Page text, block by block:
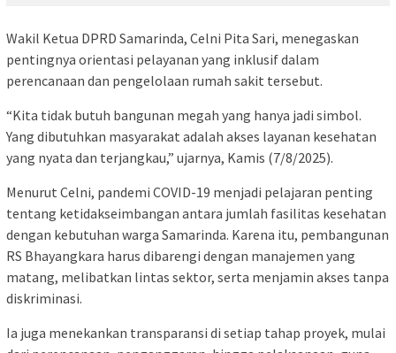
Wakil Ketua DPRD Samarinda, Celni Pita Sari, menegaskan
pentingnya orientasi pelayanan yang inklusif dalam
perencanaan dan pengelolaan rumah sakit tersebut.
“Kita tidak butuh bangunan megah yang hanya jadi simbol.
Yang dibutuhkan masyarakat adalah akses layanan kesehatan
yang nyata dan terjangkau,” ujarnya, Kamis (7/8/2025).
Menurut Celni, pandemi COVID-19 menjadi pelajaran penting
tentang ketidakseimbangan antara jumlah fasilitas kesehatan
dengan kebutuhan warga Samarinda. Karena itu, pembangunan
RS Bhayangkara harus dibarengi dengan manajemen yang
matang, melibatkan lintas sektor, serta menjamin akses tanpa
diskriminasi.
Ia juga menekankan transparansi di setiap tahap proyek, mulai